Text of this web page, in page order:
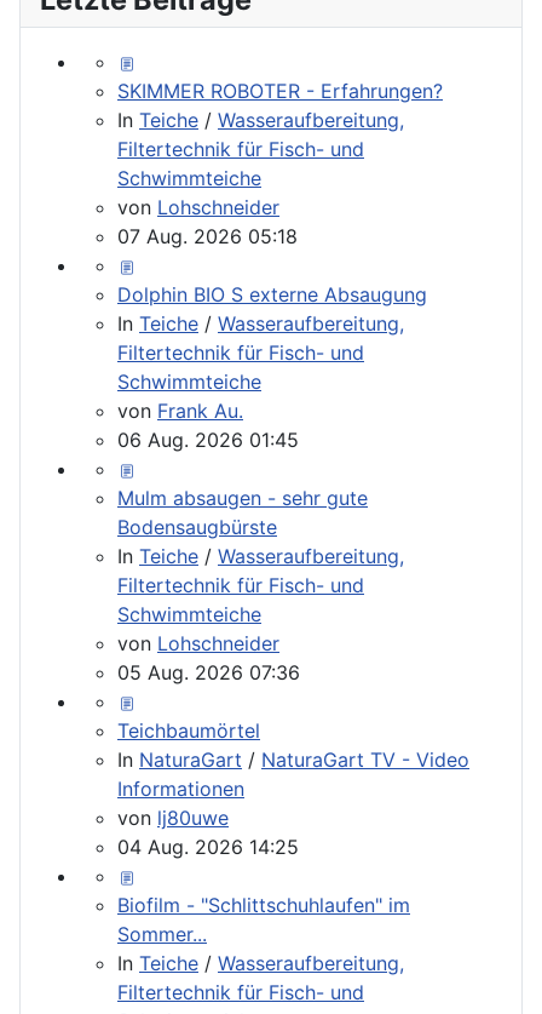
SKIMMER ROBOTER - Erfahrungen?
In Teiche / Wasseraufbereitung,
Filtertechnik für Fisch- und
Schwimmteiche
von Lohschneider
07 Aug. 2026 05:18
Dolphin BIO S externe Absaugung
In Teiche / Wasseraufbereitung,
Filtertechnik für Fisch- und
Schwimmteiche
von Frank Au.
06 Aug. 2026 01:45
Mulm absaugen - sehr gute
Bodensaugbürste
In Teiche / Wasseraufbereitung,
Filtertechnik für Fisch- und
Schwimmteiche
von Lohschneider
05 Aug. 2026 07:36
Teichbaumörtel
In NaturaGart / NaturaGart TV - Video
Informationen
von lj80uwe
04 Aug. 2026 14:25
Biofilm - "Schlittschuhlaufen" im
Sommer...
In Teiche / Wasseraufbereitung,
Filtertechnik für Fisch- und